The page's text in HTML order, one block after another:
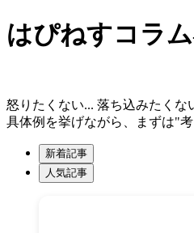
はぴねすコラム
怒りたくない... 落ち込みたく
具体例を挙げながら、まずは"
新着記事
人気記事